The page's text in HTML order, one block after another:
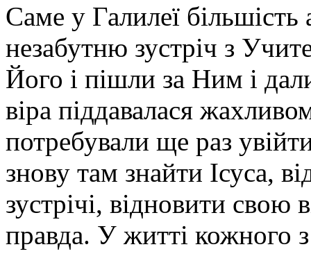
Саме у Галилеї
незабутню зустріч з
Його і пішли за Ним і
віра піддавалася
потребували ще раз
знову там знайти Ісуса,
зустрічі, відновити свою
правда. У житті кожного